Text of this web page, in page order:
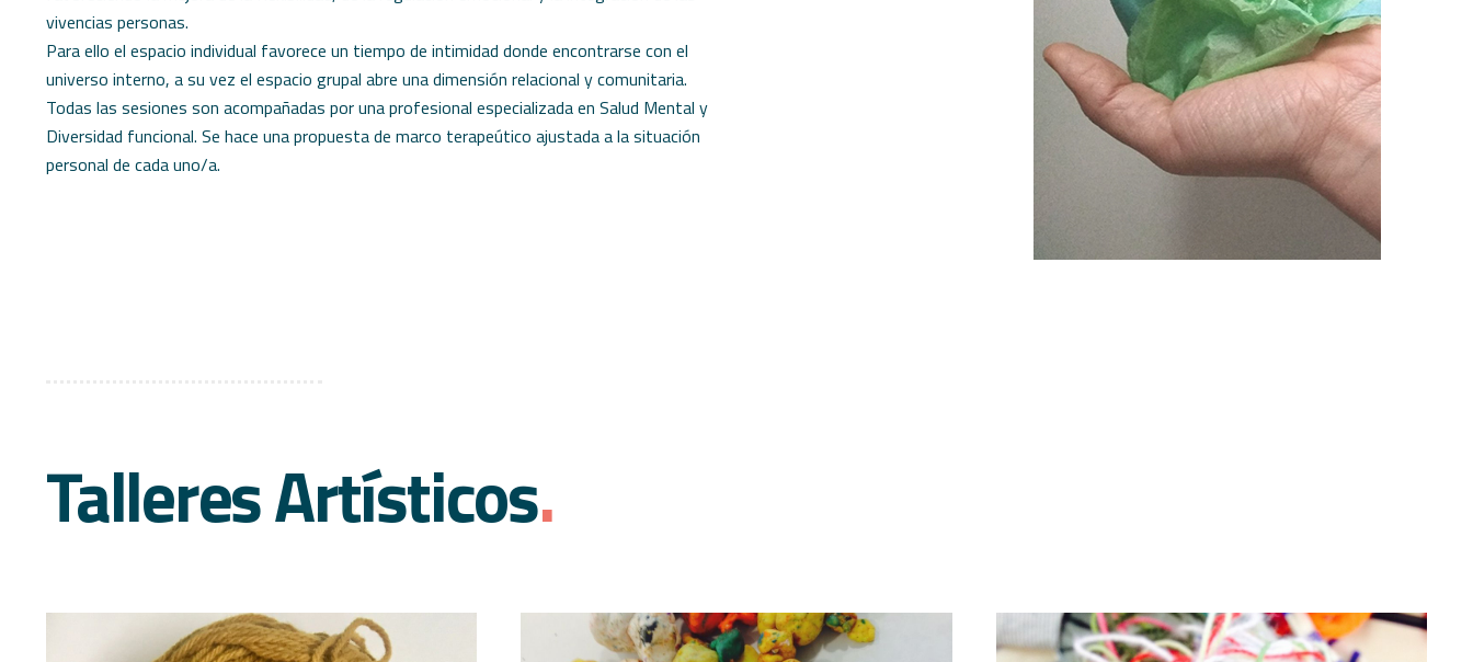
vivencias personas.
Para ello el espacio individual favorece un tiempo de intimidad donde encontrarse con el
universo interno, a su vez el espacio grupal abre una dimensión relacional y comunitaria.
Todas las sesiones son acompañadas por una profesional especializada en Salud Mental y
Diversidad funcional. Se hace una propuesta de marco terapeútico ajustada a la situación
personal de cada uno/a.
Talleres Artísticos.